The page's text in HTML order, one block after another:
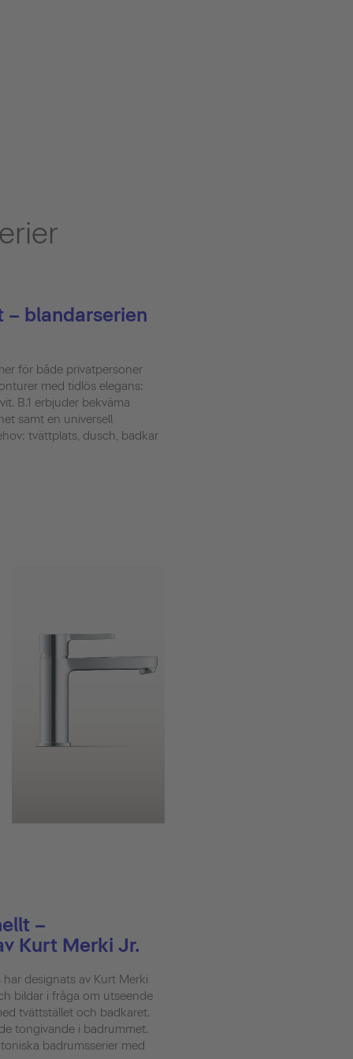
blandarserien
för både privatpersoner
med tidlös elegans:
B.1 erbjuder bekväma
samt en universell
tvättplats, dusch, badkar
–
Kurt Merki Jr.
designats av Kurt Merki
bildar i fråga om utseende
tvättstället och badkaret.
tongivande i badrummet.
badrumsserier med